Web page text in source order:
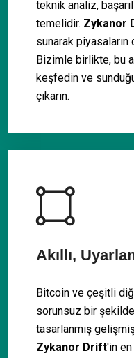
teknik analiz,
temelidir. Zykanor
sunarak
Bizimle birlikte, bu
keşfedin ve
çıkarın.
Akıllı,
Bitcoin ve çeşitli
sorunsuz bir
tasarlanmış
Zykanor Drift'in